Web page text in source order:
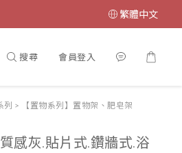
繁體中文
大型淋浴花灑系列 收納、置物架系列
搜尋 會員登入
> 【置物系列】置物架、肥皂架
感灰.貼片式.鑽牆式.浴